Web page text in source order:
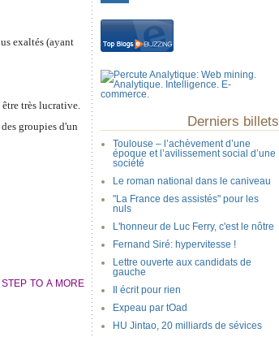
exaltés (ayant
très lucrative.
groupies d'un
TO A MORE
Derniers billets
Toulouse – l’achèvement d’une
époque et l’avilissement social d’une
société
Le roman national dans le caniveau
"La France des assistés" pour les
nuls
L'honneur de Luc Ferry, c'est le nôtre
Fernand Siré: hypervitesse !
Lettre ouverte aux candidats de
gauche
Il écrit pour rien
Expeau par tOad
HU Jintao, 20 milliards de sévices